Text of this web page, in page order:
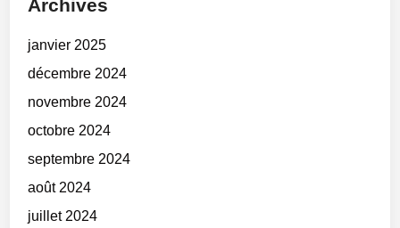
Archives
janvier 2025
décembre 2024
novembre 2024
octobre 2024
septembre 2024
août 2024
juillet 2024